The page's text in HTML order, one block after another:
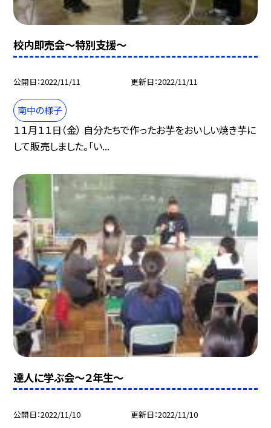
校内即売会〜特別支援〜
公開日 2022/11/11 更新日 2022/11/11
南中の様子
１１月１１日（金） 自分たちで作ったお芋をおいしい焼き芋に
して販売しました。「い...
達人に学ぶ会〜２年生〜
公開日 2022/11/10 更新日 2022/11/10